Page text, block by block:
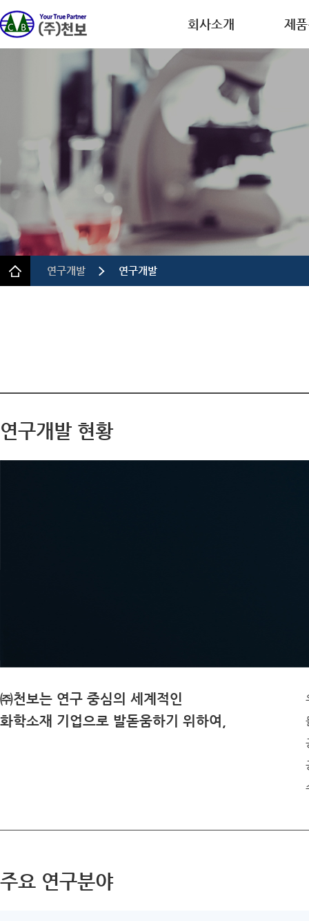
회사소개
회사개요
CEO인사말
연혁
인증.특허
사업장 안내
규정 및 방침
제
연구개발 연구개발
연구개발 현황
㈜천보는 연구 중심의 세계적인
화학소재 기업으로 발돋움하기 위하여,
주요 연구분야